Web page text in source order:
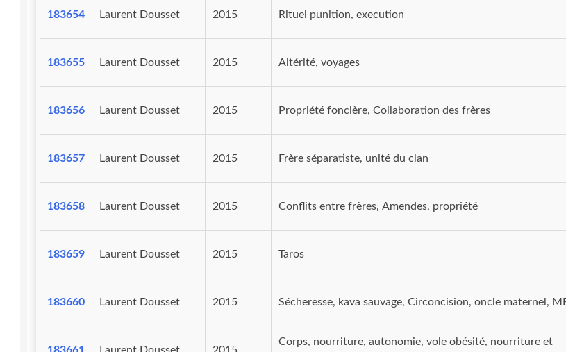
183654 Laurent Dousset 2015 Rituel punition, execution
183655 Laurent Dousset 2015 Altérité, voyages
183656 Laurent Dousset 2015 Propriété foncière, Collaboration des frères
183657 Laurent Dousset 2015 Frère séparatiste, unité du clan
183658 Laurent Dousset 2015 Conflits entre frères, Amendes, propriété
183659 Laurent Dousset 2015 Taros
183660 Laurent Dousset 2015 Sécheresse, kava sauvage, Circoncision, oncle maternel,
Corps, nourriture, autonomie, vole obésité, nourriture et